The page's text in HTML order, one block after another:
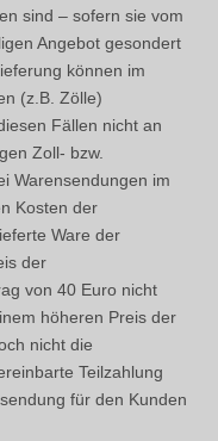
sind – sofern sie vom
Angebot gesondert
können im
(z.B. Zölle)
Fällen nicht an
Zoll- bzw.
Warensendungen im
Kosten der
Ware der
der
von 40 Euro nicht
höheren Preis der
nicht die
Teilzahlung
für den Kunden